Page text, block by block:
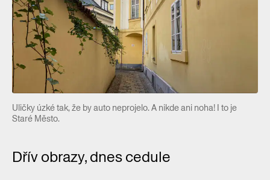
Uličky úzké tak, že by auto neprojelo. A nikde ani noha! I to je
Staré Město.
Dřív obrazy, dnes cedule